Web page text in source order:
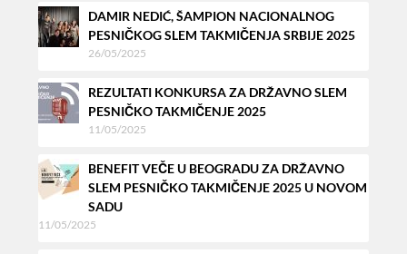
DAMIR NEDIĆ, ŠAMPION NACIONALNOG
PESNIČKOG SLEM TAKMIČENJA SRBIJE 2025
26/05/2025
REZULTATI KONKURSA ZA DRŽAVNO SLEM
PESNIČKO TAKMIČENJE 2025
11/05/2025
BENEFIT VEČE U BEOGRADU ZA DRŽAVNO
SLEM PESNIČKO TAKMIČENJE 2025 U NOVOM
SADU
11/05/2025